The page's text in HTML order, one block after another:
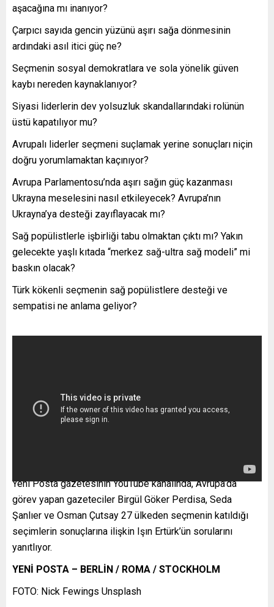
aşacağına mı inanıyor?
Çarpıcı sayıda gencin yüzünü aşırı sağa dönmesinin
ardındaki asıl itici güç ne?
Seçmenin sosyal demokratlara ve sola yönelik güven
kaybı nereden kaynaklanıyor?
Siyasi liderlerin dev yolsuzluk skandallarındaki rolünün
üstü kapatılıyor mu?
Avrupalı liderler seçmeni suçlamak yerine sonuçları niçin
doğru yorumlamaktan kaçınıyor?
Avrupa Parlamentosu’nda aşırı sağın güç kazanması
Ukrayna meselesini nasıl etkileyecek? Avrupa’nın
Ukrayna’ya desteği zayıflayacak mı?
Sağ popülistlerle işbirliği tabu olmaktan çıktı mı? Yakın
gelecekte yaşlı kıtada “merkez sağ-ultra sağ modeli” mi
baskın olacak?
Türk kökenli seçmenin sağ popülistlere desteği ve
sempatisi ne anlama geliyor?
Yeni Posta gazetesinin YouTube kanalında, Avrupa’da
görev yapan gazeteciler Birgül Göker Perdisa, Seda
Şanlıer ve Osman Çutsay 27 ülkeden seçmenin katıldığı
seçimlerin sonuçlarına ilişkin Işın Ertürk’ün sorularını
yanıtlıyor.
YENİ POSTA – BERLİN / ROMA / STOCKHOLM
FOTO: Nick Fewings Unsplash